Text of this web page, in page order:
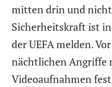
mitten drin und
Sicherheitskraft ist
der UEFA melden.
nächtlichen Angriffe
Videoaufnahmen